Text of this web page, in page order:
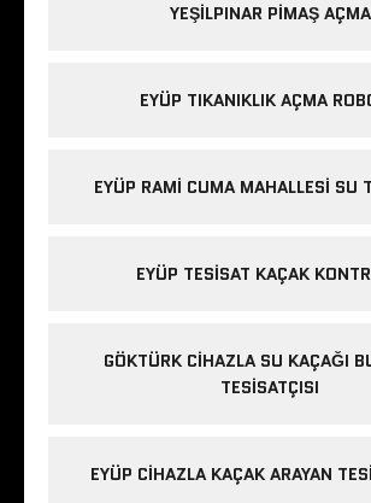
YEŞILPINAR PIMAŞ AÇMA
EYÜP TIKANIKLIK AÇMA
EYÜP RAMI CUMA MAHALLESI SU
EYÜP TESISAT KAÇAK
GÖKTÜRK CIHAZLA SU KAÇAĞI
TESISATÇISI
EYÜP CIHAZLA KAÇAK ARAYAN